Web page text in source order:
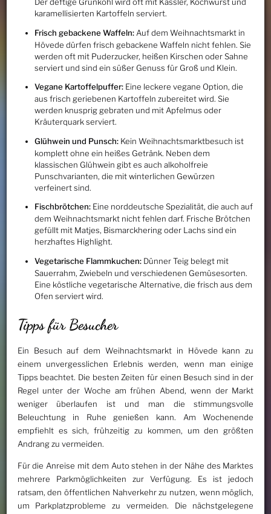
karamellisierten Kartoffeln serviert.
Frisch gebackene Waffeln:Auf dem Weihnachtsmarkt in
Hövede dürfen frisch gebackene Waffeln nicht fehlen. Sie
werden oft mit Puderzucker, heißen Kirschen oder Sahne
serviert und sind ein süßer Genuss für Groß und Klein.
Vegane Kartoffelpuffer:Eine leckere vegane Option, die
aus frisch geriebenen Kartoffeln zubereitet wird. Sie
werden knusprig gebraten und mit Apfelmus oder
Kräuterquark serviert.
Glühwein und Punsch:Kein Weihnachtsmarktbesuch ist
komplett ohne ein heißes Getränk. Neben dem
klassischen Glühwein gibt es auch alkoholfreie
Punschvarianten, die mit winterlichen Gewürzen
verfeinert sind.
Fischbrötchen:Eine norddeutsche Spezialität, die auch auf
dem Weihnachtsmarkt nicht fehlen darf. Frische Brötchen
gefüllt mit Matjes, Bismarckhering oder Lachs sind ein
herzhaftes Highlight.
Vegetarische Flammkuchen:Dünner Teig belegt mit
Sauerrahm, Zwiebeln und verschiedenen Gemüsesorten.
Eine köstliche vegetarische Alternative, die frisch aus dem
Ofen serviert wird.
Tipps für Besucher
Ein Besuch auf dem Weihnachtsmarkt in Hövede kann zu
einem unvergesslichen Erlebnis werden, wenn man einige
Tipps beachtet. Die besten Zeiten für einen Besuch sind in der
Regel unter der Woche am frühen Abend, wenn der Markt
weniger überlaufen ist und man die stimmungsvolle
Beleuchtung in Ruhe genießen kann. Am Wochenende
empfiehlt es sich, frühzeitig zu kommen, um den größten
Andrang zu vermeiden.
Für die Anreise mit dem Auto stehen in der Nähe des Marktes
mehrere Parkmöglichkeiten zur Verfügung. Es ist jedoch
ratsam, den öffentlichen Nahverkehr zu nutzen, wenn möglich,
um Parkplatzprobleme zu vermeiden. Die nächstgelegene